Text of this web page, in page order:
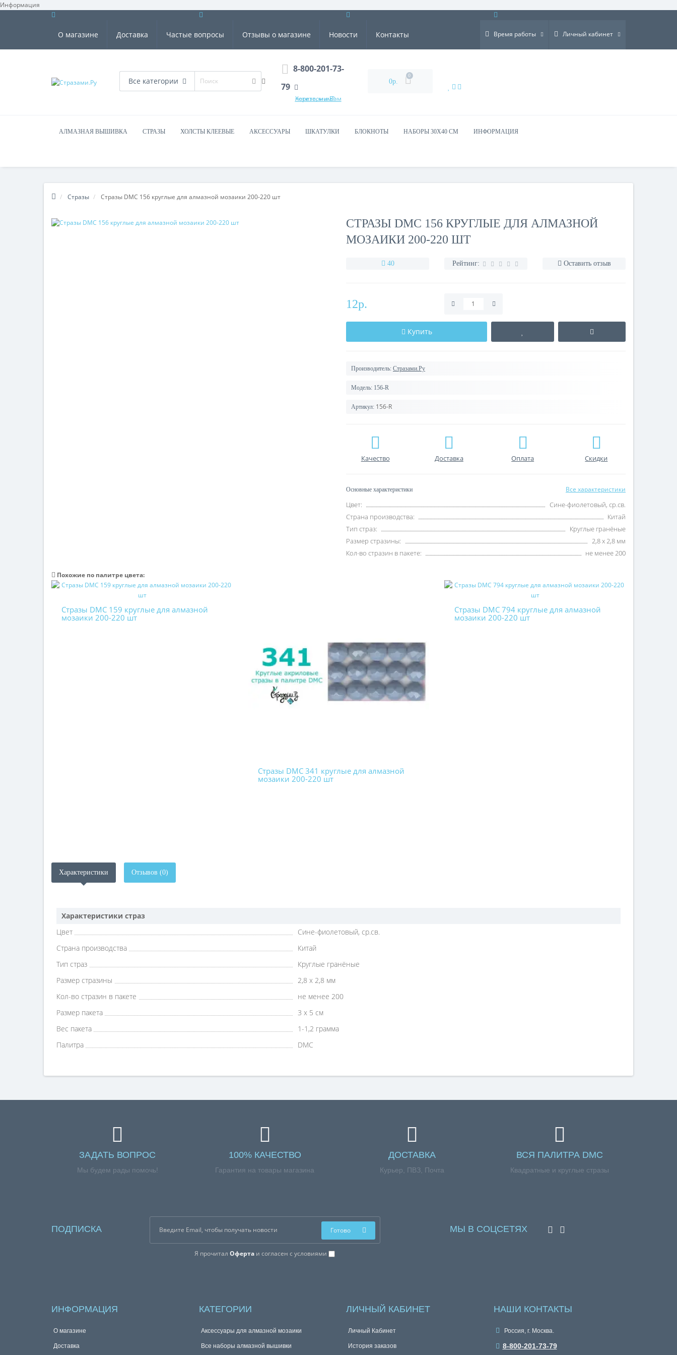
Информация ×
О магазине Доставка Частые вопросы Отзывы о магазине Новости Контакты Время работы Личный кабинет
Все категории
8-800-201-73-
79
Хотите, мы Вам перезвоним?
0р.
0
АЛМАЗНАЯ ВЫШИВКА СТРАЗЫ ХОЛСТЫ КЛЕЕВЫЕ АКСЕССУАРЫ ШКАТУЛКИ БЛОКНОТЫ НАБОРЫ 30Х40 СМ ИНФОРМАЦИЯ
Стразы Стразы DMC 156 круглые для алмазной мозаики 200-220 шт
СТРАЗЫ DMC 156 КРУГЛЫЕ ДЛЯ АЛМАЗНОЙ
МОЗАИКИ 200-220 ШТ
40 Рейтинг: Оставить отзыв
12р.
Купить
Производитель: Стразами.Ру
Модель: 156-R
Артикул: 156-R
Качество Доставка Оплата Скидки
Основные характеристики Все характеристики
Цвет:
Сине-фиолетовый, ср.св.
Страна производства:
Китай
Тип страз:
Круглые гранёные
Размер стразины:
2,8 х 2,8 мм
Кол-во стразин в пакете:
не менее 200
Похожие по палитре цвета:
Стразы DMC 159 круглые для алмазной
мозаики 200-220 шт
Стразы DMC 341 круглые для алмазной
мозаики 200-220 шт
Стразы DMC 794 круглые для алмазной
мозаики 200-220 шт
Характеристики Отзывов (0)
Характеристики страз
Цвет
Сине-фиолетовый, ср.св.
Страна производства
Китай
Тип страз
Круглые гранёные
Размер стразины
2,8 х 2,8 мм
Кол-во стразин в пакете
не менее 200
Размер пакета
3 х 5 см
Вес пакета
1-1,2 грамма
Палитра
DMC
ЗАДАТЬ ВОПРОС
Мы будем рады помочь!
100% КАЧЕСТВО
Гарантия на товары магазина
ДОСТАВКА
Курьер, ПВЗ, Почта
ВСЯ ПАЛИТРА DMC
Квадратные и круглые стразы
ПОДПИСКА
Я прочиталОферта и согласен с условиями
Готово МЫ В СОЦСЕТЯХ
ИНФОРМАЦИЯ
О магазине
Доставка
КАТЕГОРИИ
Аксессуары для алмазной мозаики
Все наборы алмазной вышивки
ЛИЧНЫЙ КАБИНЕТ
Личный Кабинет
История заказов
НАШИ КОНТАКТЫ
Россия, г. Москва.
8-800-201-73-79